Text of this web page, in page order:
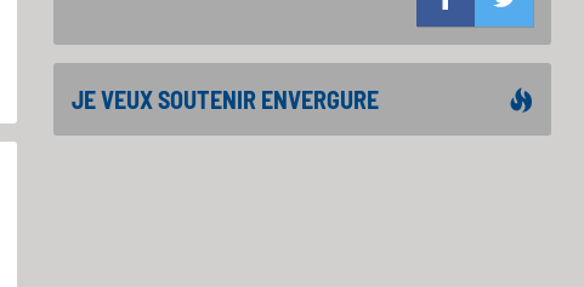
JE VEUX SOUTENIR ENVERGURE